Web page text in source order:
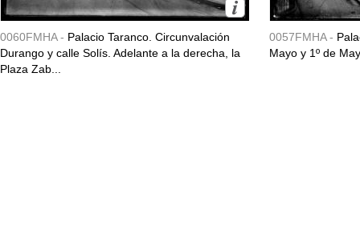
0060FMHA - Palacio Taranco. Circunvalación
Durango y calle Solís. Adelante a la derecha, la
Plaza Zab...
0057FMHA -
Mayo y 1º de